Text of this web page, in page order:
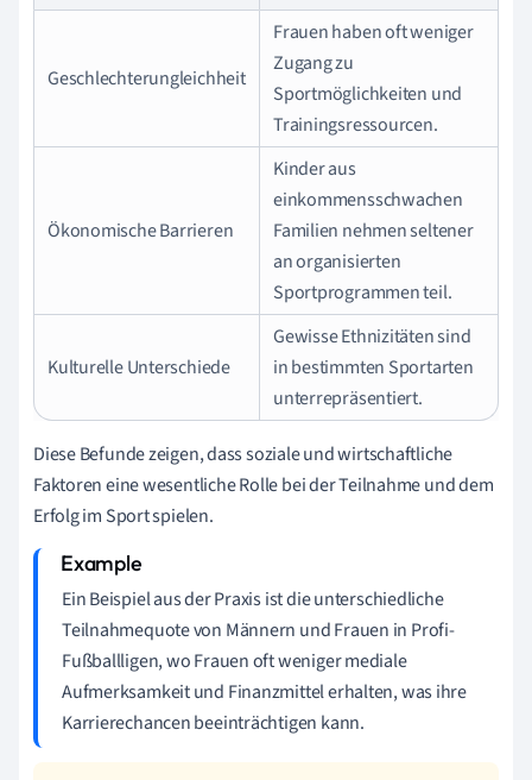
Geschlechterungleichheit
Frauen haben oft weniger
Zugang zu
Sportmöglichkeiten und
Trainingsressourcen.
Ökonomische Barrieren
Kinder aus
einkommensschwachen
Familien nehmen seltener
an organisierten
Sportprogrammen teil.
Kulturelle Unterschiede
Gewisse Ethnizitäten sind
in bestimmten Sportarten
unterrepräsentiert.
Diese Befunde zeigen, dass soziale und wirtschaftliche
Faktoren eine wesentliche Rolle bei der Teilnahme und dem
Erfolg im Sport spielen.
Ein Beispiel aus der Praxis ist die unterschiedliche
Teilnahmequote von Männern und Frauen in Profi-
Fußballligen, wo Frauen oft weniger mediale
Aufmerksamkeit und Finanzmittel erhalten, was ihre
Karrierechancen beeinträchtigen kann.